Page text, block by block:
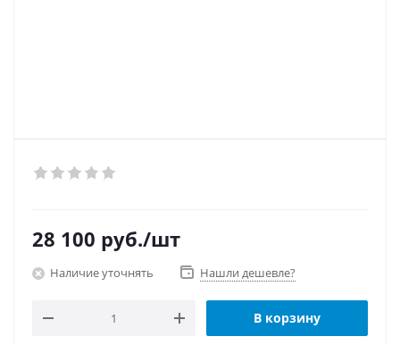
28 100 руб./шт
Наличие уточнять Нашли дешевле?
В корзину